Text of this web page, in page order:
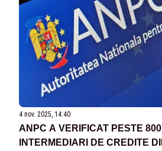
4 nov. 2025, 14:40
ANPC A VERIFICAT PESTE
INTERMEDIARI DE CREDITE